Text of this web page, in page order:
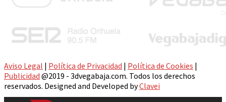
Aviso Legal | Política de Privacidad | Política de Cookies |
Publicidad @2019 - 3dvegabaja.com. Todos los derechos
reservados. Designed and Developed byClavei